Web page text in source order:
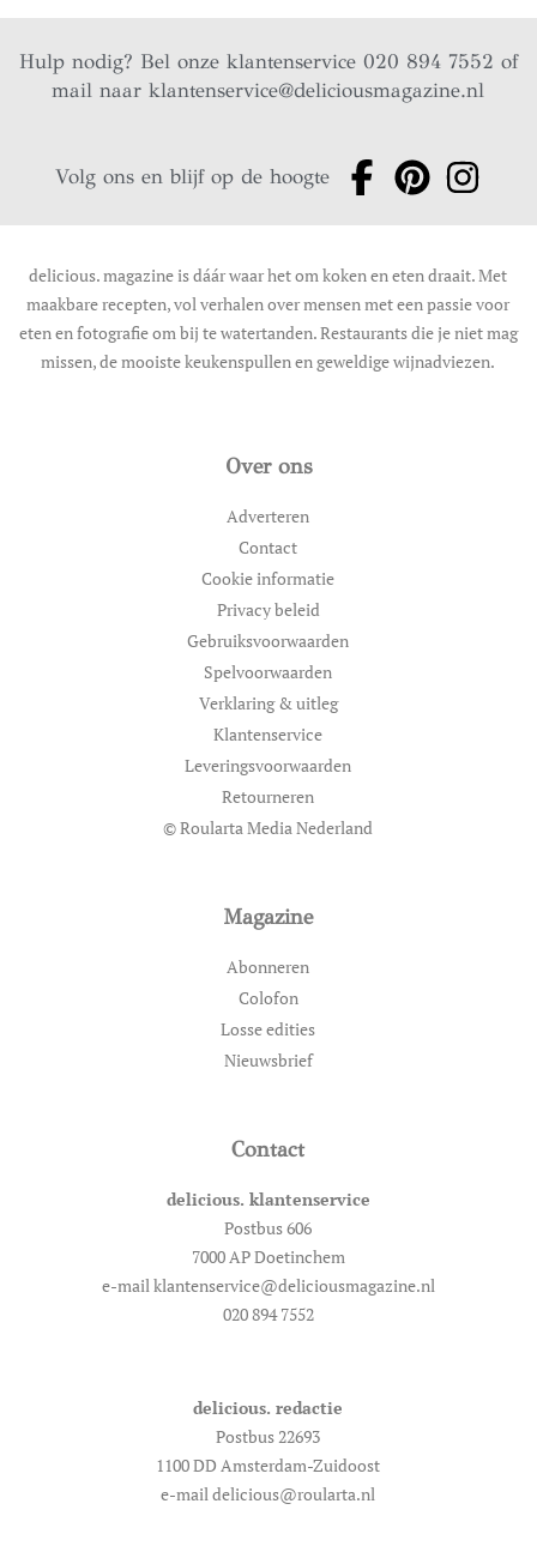
Hulp nodig? Bel onze klantenservice 020 894 7552 of
mail naarklantenservice@deliciousmagazine.nl
Volg ons en blijf op de hoogte
delicious. magazine is dáár waar het om koken en eten draait. Met
maakbare recepten, vol verhalen over mensen met een passie voor
eten en fotografie om bij te watertanden. Restaurants die je niet mag
missen, de mooiste keukenspullen en geweldige wijnadviezen.
Over ons
Adverteren
Contact
Cookie informatie
Privacy beleid
Gebruiksvoorwaarden
Spelvoorwaarden
Verklaring & uitleg
Klantenservice
Leveringsvoorwaarden
Retourneren
© Roularta Media Nederland
Magazine
Abonneren
Colofon
Losse edities
Nieuwsbrief
Contact
delicious. klantenservice
Postbus 606
7000 AP Doetinchem
e-mail klantenservice@deliciousmagazine.nl
020 894 7552
delicious. redactie
Postbus 22693
1100 DD Amsterdam-Zuidoost
e-mail delicious@roularta.nl